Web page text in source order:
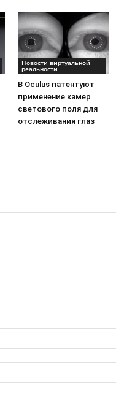
Новости виртуальной
реальности
В Oculus патентуют
применение камер
светового поля для
отслеживания глаз